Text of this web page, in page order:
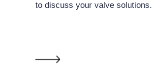
to discuss your valve solutions.